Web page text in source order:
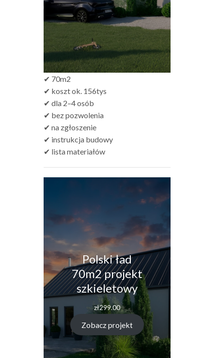
✔ 70m2
✔ koszt ok. 156tys
✔ dla 2–4 osób
✔ bez pozwolenia
✔ na zgłoszenie
✔ instrukcja budowy
✔ lista materiałów
Polski ład
70m2 projekt
szkieletowy
zł299.00
Zobacz projekt